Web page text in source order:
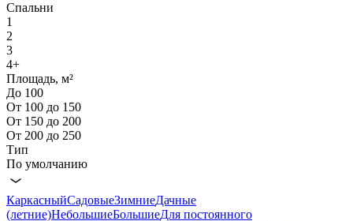
Спальни
1
2
3
4+
Площадь, м²
До 100
От 100 до 150
От 150 до 200
От 200 до 250
Тип
По умолчанию
КаркасныйСадовыеЗимниеДачные
(летние)НебольшиеБольшиеДля постоянного